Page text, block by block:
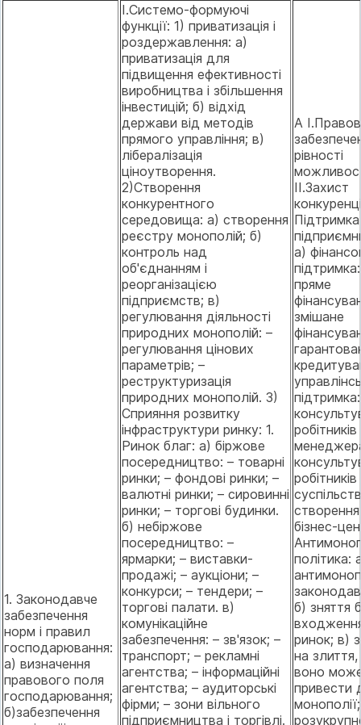
1. Законодавче
забезпечення
норм і правил
господарювання:
а) визначення
правового поля
господарювання;
б)забезпечення
I.Системо-формуючі
функції: 1) приватизація і
роздержавлення: а)
приватизація для
підвищення ефективності
виробництва і збільшення
інвестицій; б) відхід
держави від методів
прямого управління; в)
лібералізація
ціноутворення.
2)Створення
конкурентного
середовища: а) створення
реєстру монополій; б)
контроль над
об'єднанням і
реорганізацією
підприємств; в)
регулювання діяльності
природних монополій: –
регулювання цінових
параметрів; –
реструктуризація
природних монополій. 3)
Сприяння розвитку
інфраструктури ринку: 1.
Ринок благ: а) біржове
посередництво: – товарні
ринки; – фондові ринки; –
валютні ринки; – сировинні
ринки; – торгові будинки.
б) небіржове
посередництво: –
ярмарки; – виставки-
продажі; – аукціони; –
конкурси; – тендери; –
торгові палати. в)
комунікаційне
забезпечення: – зв'язок; –
транспорт; – рекламні
агентства; – інформаційні
агентства; – аудиторські
фірми; – зони вільного
підприємництва і торгівлі.
А
рівності
II.Захист
Підтримка
а)
пряме
змішане
робітників
робітників
створення
бізнес-
політика:
б) зняття
ринок; в)
на
воно
привести